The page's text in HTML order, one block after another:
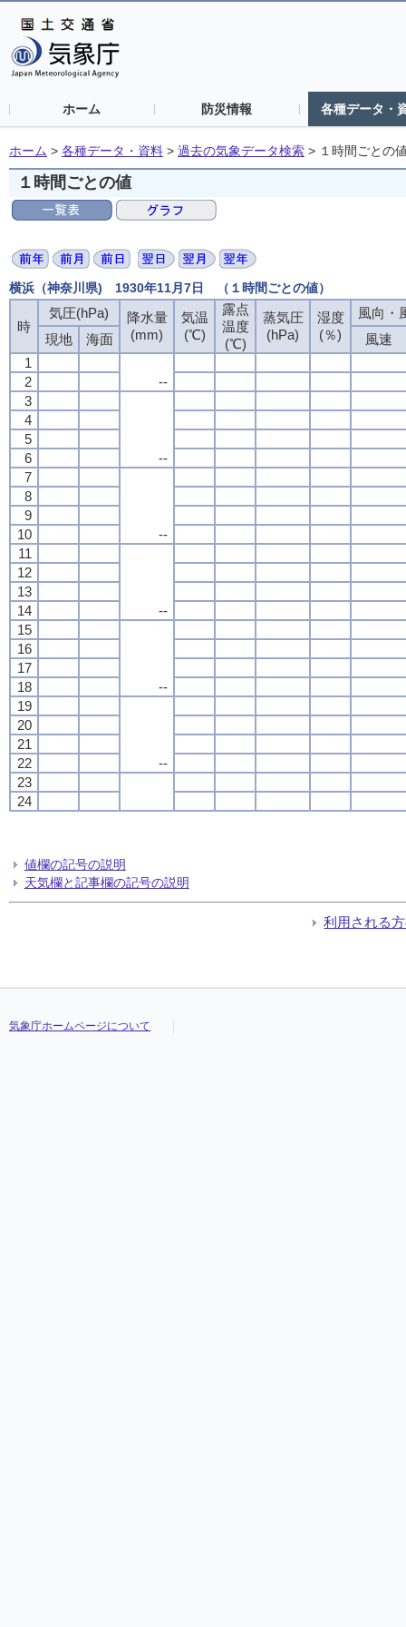
ホーム 防災情報 各種データ・
ホーム > 各種データ・資料 > 過去の気象データ検索 > １時間ごとの
１時間ごとの値
横浜（神奈川県) 1930年11月7日 （１時間ごとの値）
時
気圧(hPa)
降水量
(mm)
気温
(℃)
露点
温度
(℃)
蒸気圧
(hPa)
湿度
(％)
風向・
現地
海面
風速
1
--
2
3
--
4
5
6
7
--
8
9
10
11
--
12
13
14
15
--
16
17
18
19
--
20
21
22
23
24
値欄の記号の説明
天気欄と記事欄の記号の説明
利用される
気象庁ホームページについて